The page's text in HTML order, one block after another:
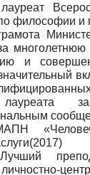
философии и
многолетнюю
и